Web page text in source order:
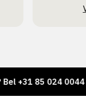
85 024 0044